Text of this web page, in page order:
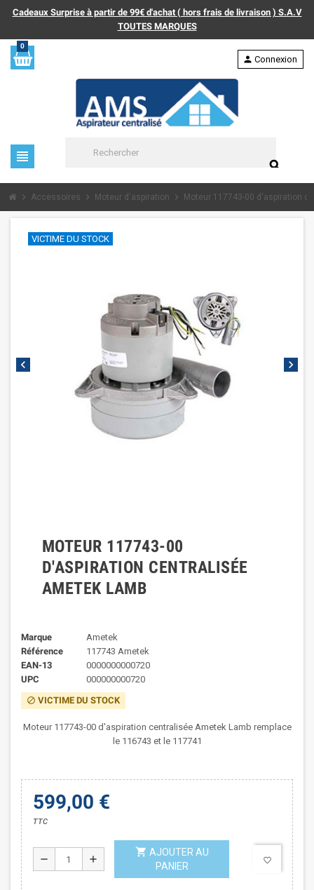
Cadeaux Surprise à partir de 99€ d'achat ( hors frais de livraison ) S.A.V
TOUTES MARQUES
0
view_headline
search
person Connexion
chevron_right Accessoires chevron_right Moteur d'aspiration chevron_right Moteur 117743-00 d'aspiration
chevron_left chevron_right
VICTIME DU STOCK
MOTEUR 117743-00
D'ASPIRATION CENTRALISÉE
AMETEK LAMB
Marque
Ametek
Référence
117743 Ametek
EAN-13
0000000000720
UPC
000000000720
block VICTIME DU STOCK
Moteur 117743-00 d'aspiration centralisée Ametek Lamb remplace
le 116743 et le 117741
599,00 €
TTC
remove add
shopping_cart AJOUTER AU
PANIER
favorite_border